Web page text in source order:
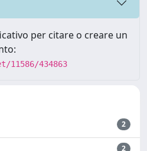
per citare o creare un
434863
2
2